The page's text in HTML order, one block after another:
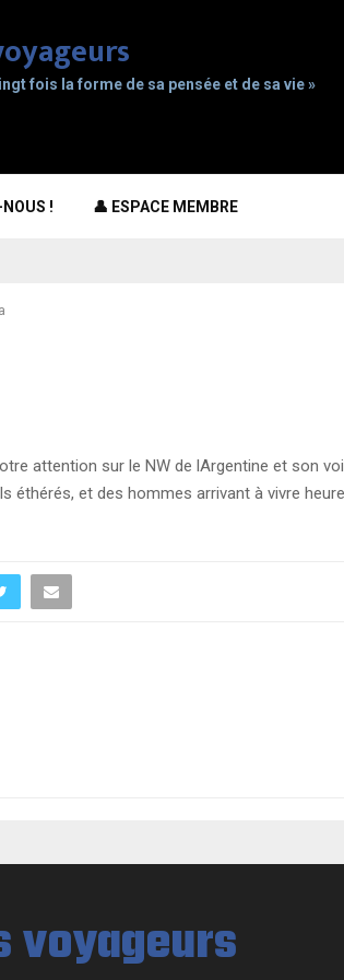
fois la forme de sa pensée et de sa vie »
! 👤 ESPACE MEMBRE
attention sur le NW de lArgentine et son
éthérés, et des hommes arrivant à vivre